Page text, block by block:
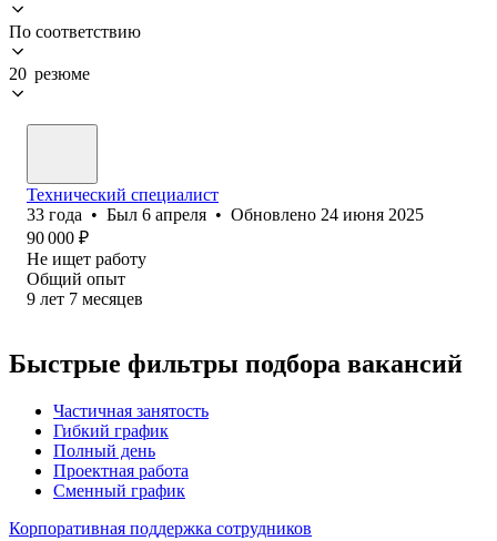
По соответствию
20 резюме
Технический специалист
33 года • Был 6 апреля • Обновлено 24 июня 2025
90 000 ₽
Не ищет работу
Общий опыт
9 лет 7 месяцев
Быстрые фильтры подбора вакансий
Частичная занятость
Гибкий график
Полный день
Проектная работа
Сменный график
Корпоративная поддержка сотрудников